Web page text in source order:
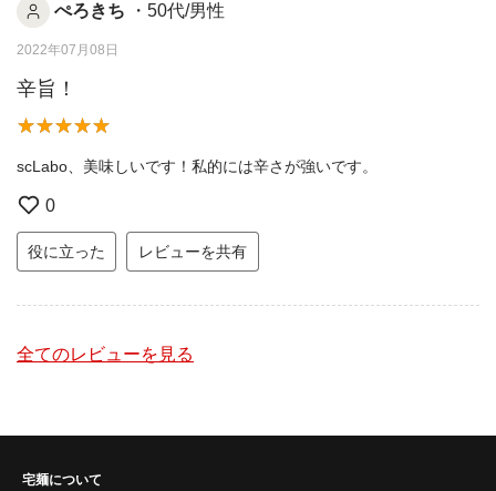
ぺろきち ・50代/男性
2022年07月08日
辛旨！
scLabo、美味しいです！私的には辛さが強いです。
0
役に立った レビューを共有
全てのレビューを見る
宅麺について